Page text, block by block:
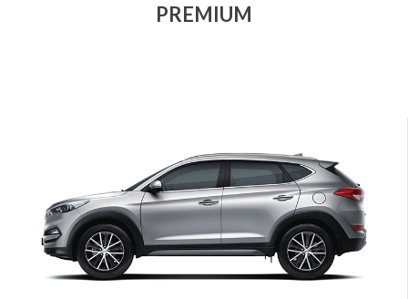
PREMIUM